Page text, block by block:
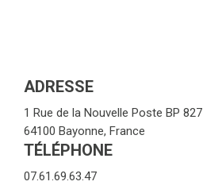
ADRESSE
1 Rue de la Nouvelle Poste BP 827
64100 Bayonne, France
TÉLÉPHONE
07.61.69.63.47